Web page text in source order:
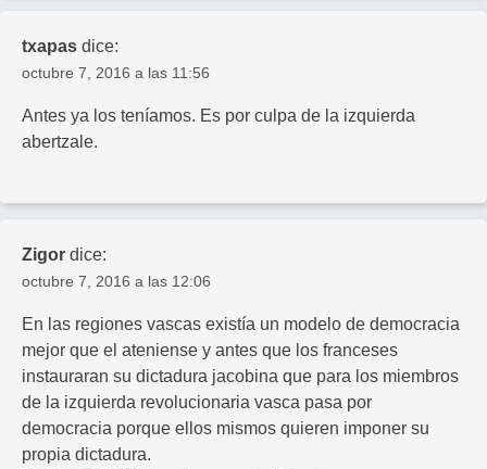
txapas dice:
octubre 7, 2016 a las 11:56
Antes ya los teníamos. Es por culpa de la izquierda
abertzale.
Zigor dice:
octubre 7, 2016 a las 12:06
En las regiones vascas existía un modelo de democracia
mejor que el ateniense y antes que los franceses
instauraran su dictadura jacobina que para los miembros
de la izquierda revolucionaria vasca pasa por
democracia porque ellos mismos quieren imponer su
propia dictadura.